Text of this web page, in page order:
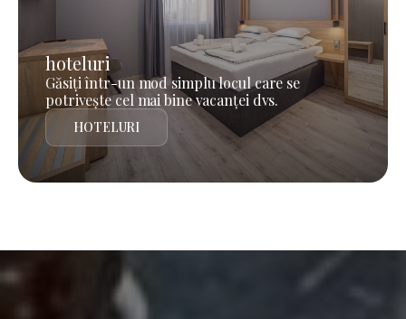
hoteluri
Găsiți într-un mod simplu locul care se
potrivește cel mai bine vacanței dvs.
HOTELURI